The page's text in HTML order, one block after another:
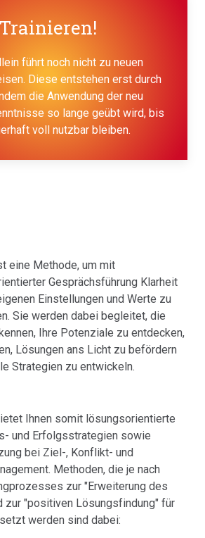
Trainieren!
führt noch nicht zu neuen
Diese entstehen erst durch
die Anwendung der neu
so lange geübt wird, bis
voll nutzbar bleiben.
eine Methode, um mit
Gesprächsführung Klarheit
Einstellungen und Werte zu
Sie werden dabei begleitet, die
Ihre Potenziale zu entdecken,
Lösungen ans Licht zu befördern
Strategien zu entwickeln.
Ihnen somit lösungsorientierte
und Erfolgsstrategien sowie
bei Ziel-, Konflikt- und
Methoden, die je nach
zur "Erweiterung des
zur "positiven Lösungsfindung" für
werden sind dabei: